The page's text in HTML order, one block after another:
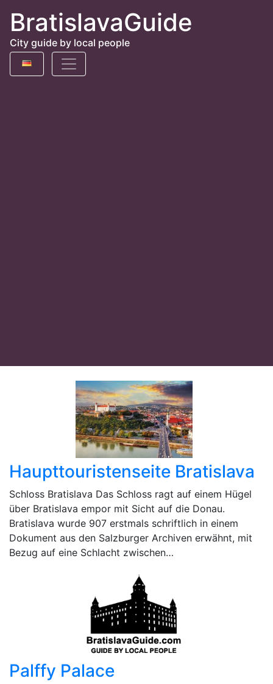
BratislavaGuide
City guide by local people
Haupttouristenseite Bratislava
Schloss Bratislava Das Schloss ragt auf einem Hügel
über Bratislava empor mit Sicht auf die Donau.
Bratislava wurde 907 erstmals schriftlich in einem
Dokument aus den Salzburger Archiven erwähnt, mit
Bezug auf eine Schlacht zwischen…
Palffy Palace